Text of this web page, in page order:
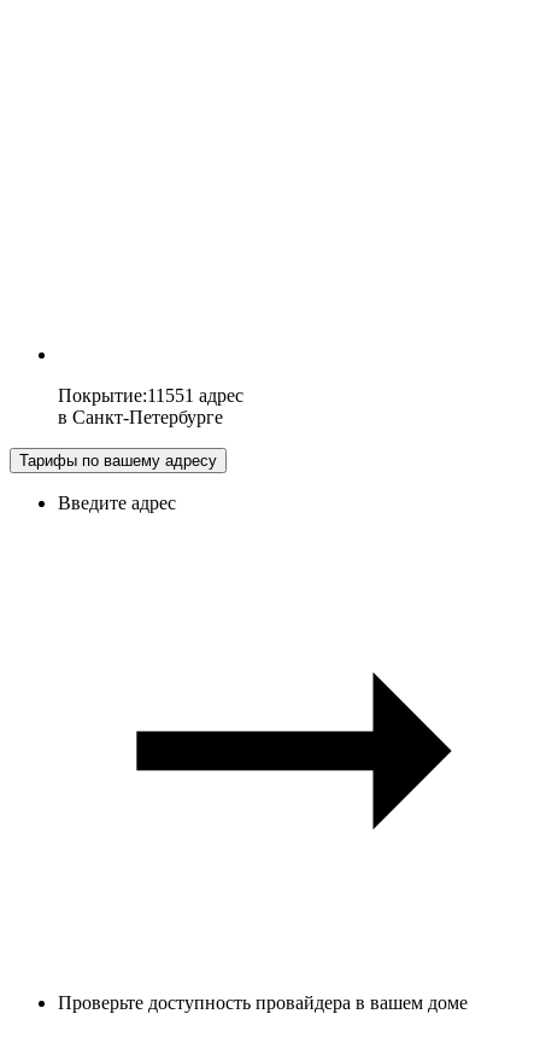
Покрытие:11551 адрес
в Санкт-Петербурге
Тарифы по вашему адресу
Введите адрес
Проверьте доступность провайдера в вашем доме